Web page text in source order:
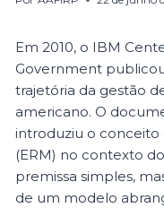
Em 2010, o IBM
Government
trajetória da gestão
americano. O
introduziu o conceito
(ERM) no contexto
premissa simples,
de um modelo